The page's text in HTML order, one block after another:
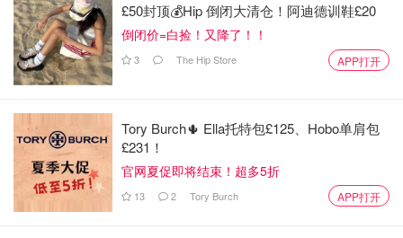
£50封顶💰Hip 倒闭大清仓！阿迪德训鞋£20
倒闭价=白捡！又降了！！
3 The Hip Store APP打开
Tory Burch🌵 Ella托特包£125、Hobo单肩包
£231！
官网夏促即将结束！超多5折
13 2 Tory Burch APP打开